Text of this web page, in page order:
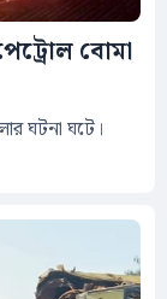
বোমা
ঘটনা ঘটে।